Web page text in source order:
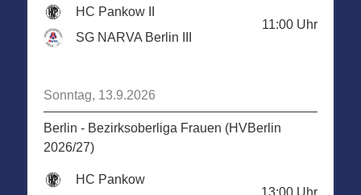
HC Pankow II
SG NARVA Berlin III
11:00 Uhr
Sonntag, 13.9.2026
Berlin - Bezirksoberliga Frauen (HVBerlin
2026/27)
HC Pankow
13:00 Uhr